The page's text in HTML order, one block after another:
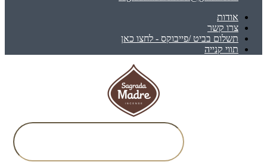
אודות
צרו קשר
תשלום בביט /פייבוקס - לחצו כאן
תווי קנייה